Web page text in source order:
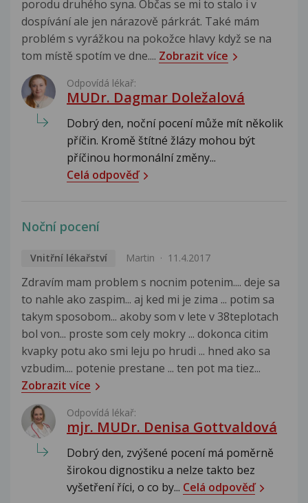
porodu druhého syna. Občas se mi to stalo i v
dospívání ale jen nárazově párkrát. Také mám
problém s vyrážkou na pokožce hlavy když se na
tom místě spotím ve dne.... Zobrazit více
Odpovídá lékař:
MUDr. Dagmar Doležalová
Dobrý den, noční pocení může mít několik
příčin. Kromě štítné žlázy mohou být
příčinou hormonální změny...
Celá odpověď
Noční pocení
Vnitřní lékařství Martin 11.4.2017
Zdravím mam problem s nocnim potenim.... deje sa
to nahle ako zaspim... aj ked mi je zima ... potim sa
takym sposobom... akoby som v lete v 38teplotach
bol von... proste som cely mokry ... dokonca citim
kvapky potu ako smi leju po hrudi ... hned ako sa
vzbudim.... potenie prestane ... ten pot ma tiez...
Zobrazit více
Odpovídá lékař:
mjr. MUDr. Denisa Gottvaldová
Dobrý den, zvýšené pocení má poměrně
širokou dignostiku a nelze takto bez
vyšetření říci, o co by... Celá odpověď